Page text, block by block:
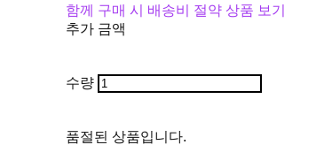
함께 구매 시 배송비 절약 상품 보기
추가 금액
수량
품절된 상품입니다.